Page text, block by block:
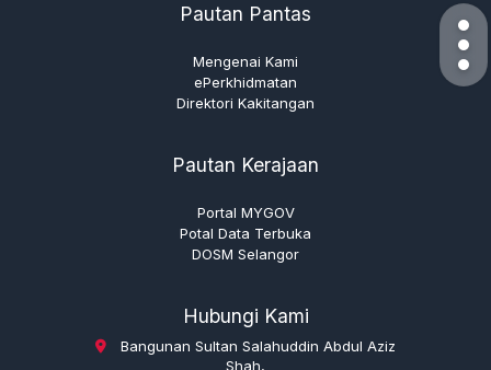
Pautan Pantas
Mengenai Kami
ePerkhidmatan
Direktori Kakitangan
Pautan Kerajaan
Portal MYGOV
Potal Data Terbuka
DOSM Selangor
Hubungi Kami
Bangunan Sultan Salahuddin Abdul Aziz
Shah,